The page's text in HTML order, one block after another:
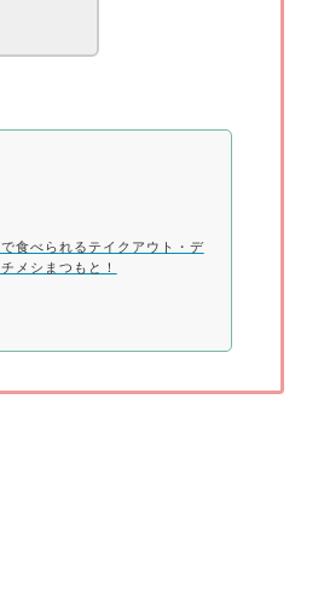
食べられるテイクアウト・デ
メシまつもと！